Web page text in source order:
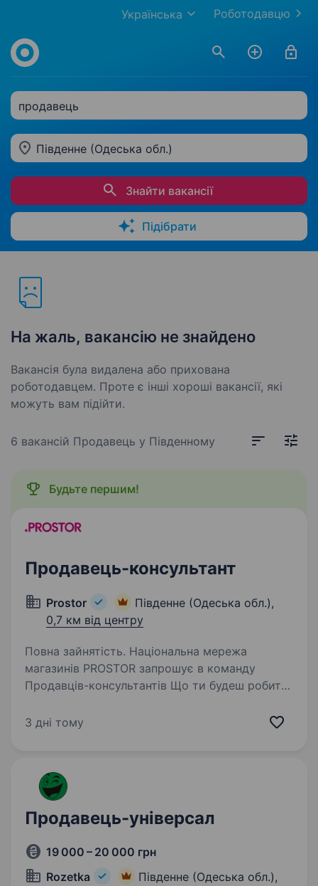
Роботодавцю
Українська
продавець
Південне (Одеська обл.)
Знайти вакансії
Підібрати
На жаль, вакансію не знайдено
Вакансія була видалена або прихована
роботодавцем. Проте є інші хороші вакансії, які
можуть вам підійти.
6 вакансій Продавець у Південному
Будьте першим!
Продавець-консультант
Prostor
Південне (Одеська обл.),
0,7 км від центру
Повна зайнятість. Національна мережа
магазинів PROSTOR запрошує в команду
Продавців-консультантів Що ти будеш робити:
косметику, парфуми та товари для дому;
3 дні тому
Продавець-універсал
19 000 – 20 000 грн
Rozetka
Південне (Одеська обл.),